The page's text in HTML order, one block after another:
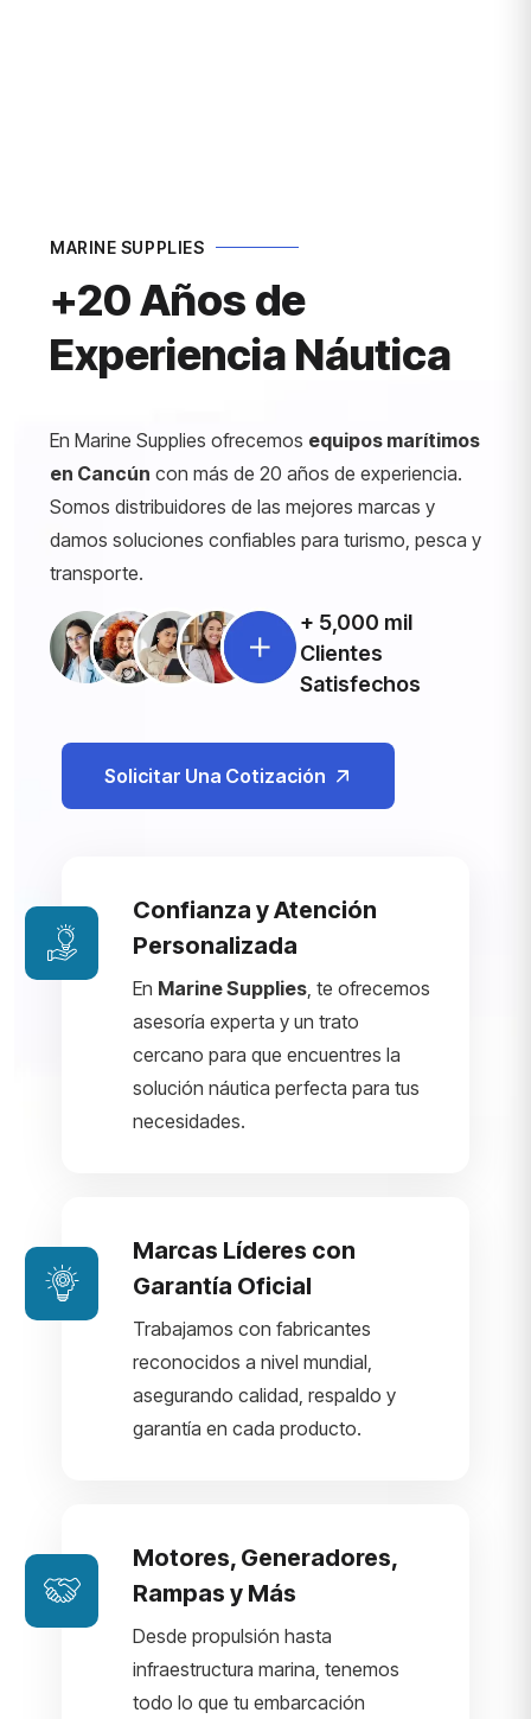
MARINE SUPPLIES
+20 Años de
Experiencia Náutica
En Marine Supplies ofrecemos equipos marítimos
en Cancún con más de 20 años de experiencia.
Somos distribuidores de las mejores marcas y
damos soluciones confiables para turismo, pesca y
transporte.
+ 5,000 mil
Clientes
Satisfechos
Solicitar Una Cotización
Confianza y Atención
Personalizada
En Marine Supplies , te ofrecemos
asesoría experta y un trato
cercano para que encuentres la
solución náutica perfecta para tus
necesidades.
Marcas Líderes con
Garantía Oficial
Trabajamos con fabricantes
reconocidos a nivel mundial,
asegurando calidad, respaldo y
garantía en cada producto.
Motores, Generadores,
Rampas y Más
Desde propulsión hasta
infraestructura marina, tenemos
todo lo que tu embarcación